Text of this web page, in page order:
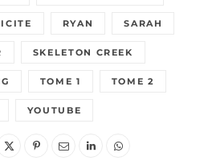
RYAN SARAH
SKELETON CREEK
TOME 1 TOME 2
YOUTUBE